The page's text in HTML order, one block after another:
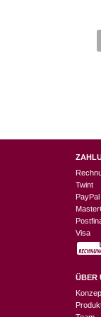
Twint
PayPal
Visa
ÜBER